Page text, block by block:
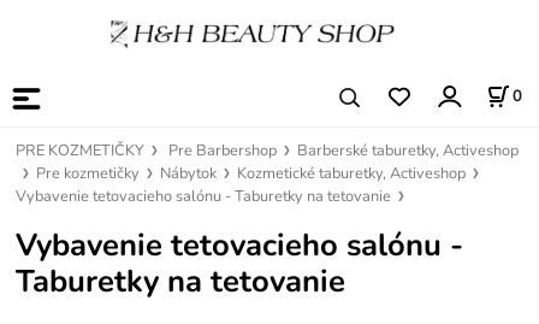
0
PRE KOZMETIČKY Pre Barbershop
Barberské taburetky, Activeshop
Pre kozmetičky
Nábytok
Kozmetické taburetky, Activeshop
Vybavenie tetovacieho salónu - Taburetky na tetovanie
Vybavenie tetovacieho salónu -
Taburetky na tetovanie